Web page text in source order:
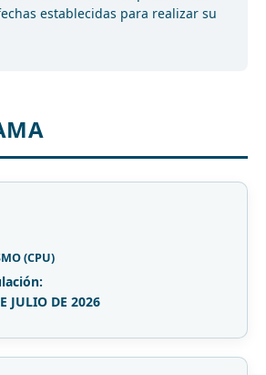
establecidas para realizar su
(CPU)
JULIO DE 2026